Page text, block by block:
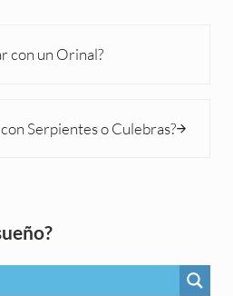
con un Orinal?
Serpientes o Culebras?